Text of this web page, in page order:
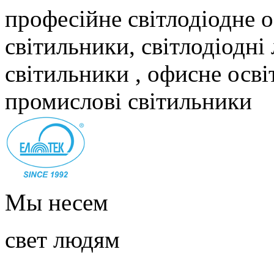
професійне світлодіодне
світильники,
світильники , офисне
промислові світильники
Мы несем
свет людям